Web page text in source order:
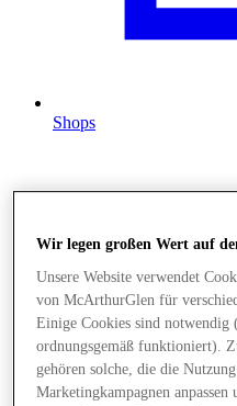
Shops
Wir legen großen Wert auf
Unsere Website verwendet
von McArthurGlen für
Einige Cookies sind notwendig
ordnungsgemäß funktioniert).
gehören solche, die die
Marketingkampagnen